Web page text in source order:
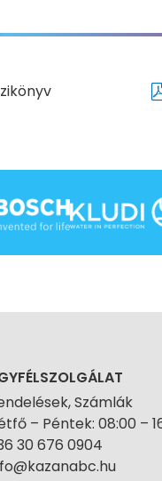
Számlák
– Péntek: 08:00 –
30 676 0904